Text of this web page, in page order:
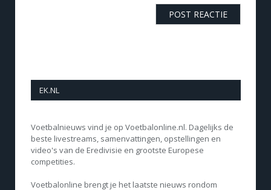
EK.NL
Voetbalnieuws vind je op Voetbalonline.nl. Dagelijks de
beste livestreams, samenvattingen, opstellingen en
video's van de Eredivisie en grootste Europese
competities.
Voetbalonline brengt je het laatste nieuws rondom